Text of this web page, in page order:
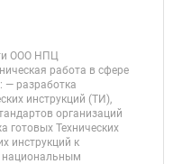
ООО НПЦ
работа в сфере
разработка
инструкций (ТИ),
организаций
Технических
инструкций к